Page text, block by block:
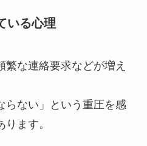
いる心理
な連絡要求などが増え
らない」という重圧を感
ます。